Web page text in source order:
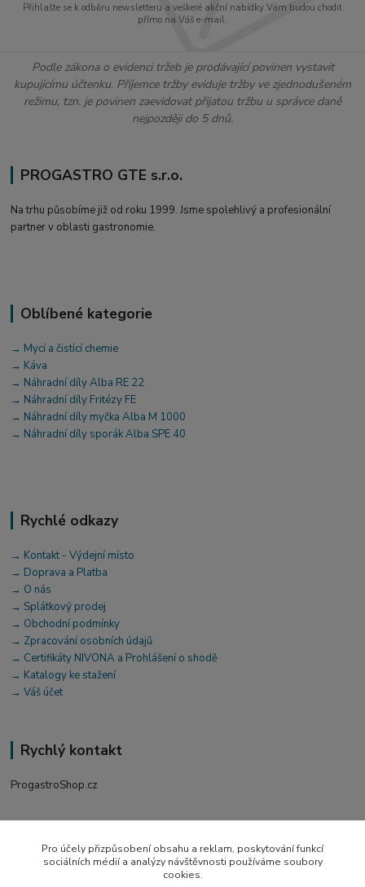
Přihlašte se k odběru newsletteru a veškeré akční nabídky Vám budou chodit
přímo na Váš e-mail.
Podle zákona o evidenci tržeb je prodávající povinen vystavit
kupujícímu účtenku. Příjemce tržby eviduje tržby ve zjednodušeném
režimu, tzn. je povinen zaevidovat přijatou tržbu u správce daně
nejpozději do 5 dnů.
PROGASTRO GTE s.r.o.
Na trhu působíme již od roku 1999. Jsme spolehlivý a profesionální
partner v oblasti gastronomie.
Oblíbené kategorie
→ Mycí a čistící chemie
→ Káva
→ Náhradní díly Alba RE 22
→ Náhradní díly Fritézy FE
→ Náhradní díly myčka Alba M 1000
→ Náhradní díly sporák Alba SPE 40
Rychlé odkazy
→ Kontakt - Výdejní místo
→ Doprava a Platba
→ O nás
→ Splátkový prodej
→ Obchodní podmínky
→ Zpracování osobních údajů
→ Certifikáty NIVONA a Prohlášení o shodě
→ Katalogy ke stažení
→ Váš účet
Rychlý kontakt
ProgastroShop.cz
+420 519 411 299
Po-Pá 7-16 hod
Pro účely přizpůsobení obsahu a reklam, poskytování funkcí
sociálních médií a analýzy návštěvnosti používáme soubory
cookies.